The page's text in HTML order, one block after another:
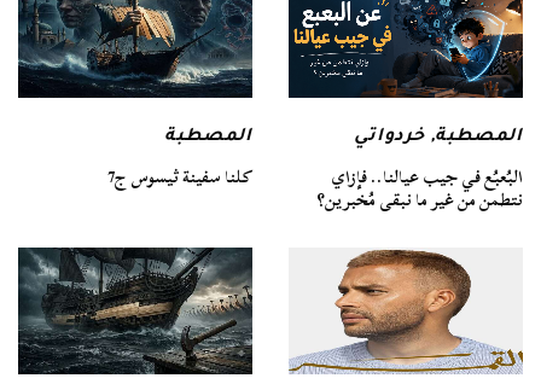
المصطبة,خردواتي
البُعبُع في جيب عيالنا.. فإزاي
نتطمن من غير ما نبقى مُخبرين؟
المصطبة
كلنا سفينة ثيسوس ج7